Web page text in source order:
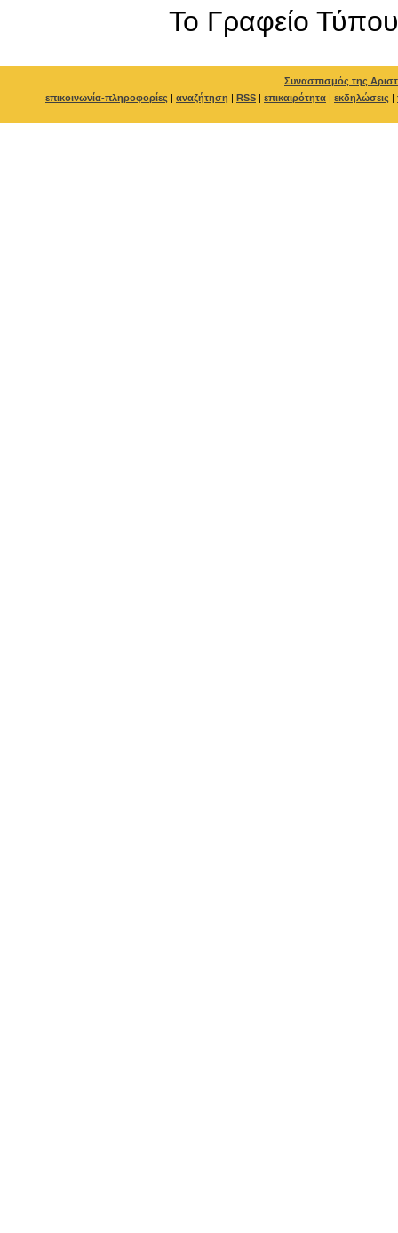
To Γραφείο Τύπου
Συνασπισμός της
επικοινωνία-πληροφορίες | αναζήτηση | RSS | επικαιρότητα | εκδηλώσεις |